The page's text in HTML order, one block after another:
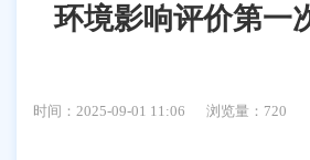
环境影响评价第一
时间：2025-09-01 11:06 浏览量： 720